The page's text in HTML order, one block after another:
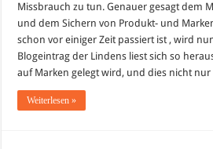
an
–
Missbrauch zu tun. Genauer gesagt dem
und dem Sichern von Produkt- und
schon vor einiger Zeit passiert ist , wird
Blogeintrag der Lindens liest sich so
auf Marken gelegt wird, und dies nicht
Weiterlesen »